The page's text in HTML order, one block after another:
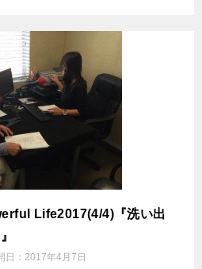
Life2017(4/4)『洗い出
日： 2017年4月7日